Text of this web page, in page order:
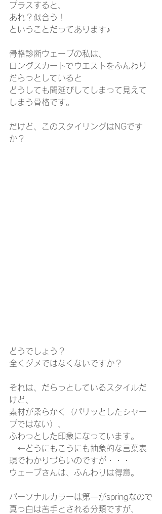
プラスすると、
あれ？似合う！
ということだってあります♪
骨格診断ウェーブの私は、
ロングスカートでウエストをふんわり
だらっとしていると
どうしても間延びしてしまって見えて
しまう骨格です。
だけど、このスタイリングはNGです
か？
どうでしょう？
全くダメではなくないですか？
それは、だらっとしているスタイルだ
けど、
素材が柔らかく（パリッとしたシャー
プではない）、
ふわっとした印象になっています。
←どうにもこうにも抽象的な言葉表
現でわかりづらいのですが・・・
ウェーブさんは、ふんわりは得意。
パーソナルカラーは第一がspringなので
真っ白は苦手とされる分類ですが、